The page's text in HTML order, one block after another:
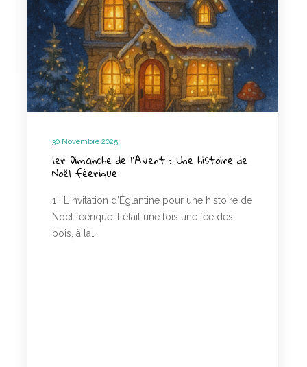
30 Novembre 2025
1er Dimanche de l’Avent : Une histoire de
Noël féerique
1 : L’invitation d’Églantine pour une histoire de
Noël féerique Il était une fois une fée des
bois, à la…